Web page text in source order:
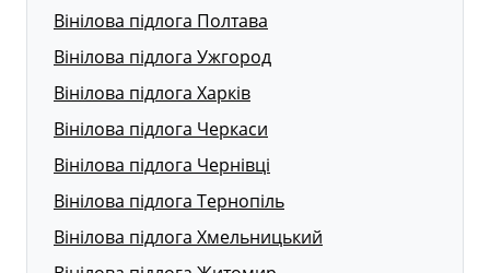
Вінілова підлога Полтава
Вінілова підлога Ужгород
Вінілова підлога Харків
Вінілова підлога Черкаси
Вінілова підлога Чернівці
Вінілова підлога Тернопіль
Вінілова підлога Хмельницький